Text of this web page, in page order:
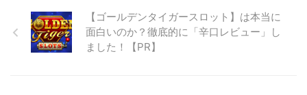
【ゴールデンタイガースロット】は本当に
面白いのか？徹底的に「辛口レビュー」し
ました！【PR】